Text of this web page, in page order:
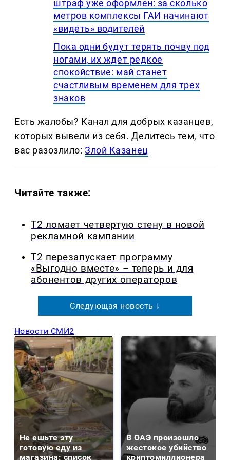
штраф уже оформлен: за сколько
метров комплексы ГАИ начинают
«видеть» водителей
Пока одни будут терять почву под
ногами, их ждет редкое
спокойствие: май станет
счастливым временем для трех
знаков
Есть жалобы? Канал для добрых казанцев,
которых вывели из себя. Делитеcь тем, что
вас разозлило:Злой Казанец
Читайте также:
Т2 ломает четвертую стену в новой
рекламной кампании
Т2 перезапускает программу
«Выгодно вместе» – теперь и для
абонентов других операторов
Следующая новость ↓
Новости СМИ2
Не ешьте эту
готовую еду из
магазина: список
В ОАЭ произошло
жестокое убийство
криптомиллионера